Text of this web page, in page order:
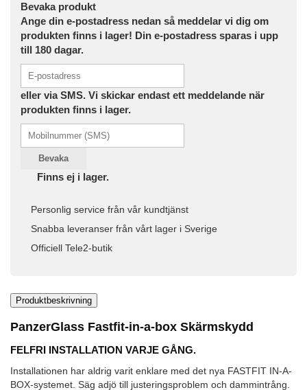
Bevaka produkt
Ange din e-postadress nedan så meddelar vi dig om
produkten finns i lager! Din e-postadress sparas i upp
till 180 dagar.
eller via SMS. Vi skickar endast ett meddelande när
produkten finns i lager.
Bevaka
Finns ej i lager.
Personlig service från vår kundtjänst
Snabba leveranser från vårt lager i Sverige
Officiell Tele2-butik
Produktbeskrivning
PanzerGlass Fastfit-in-a-box Skärmskydd
FELFRI INSTALLATION VARJE GÅNG.
Installationen har aldrig varit enklare med det nya FASTFIT IN-A-
BOX-systemet. Säg adjö till justeringsproblem och dammintrång.